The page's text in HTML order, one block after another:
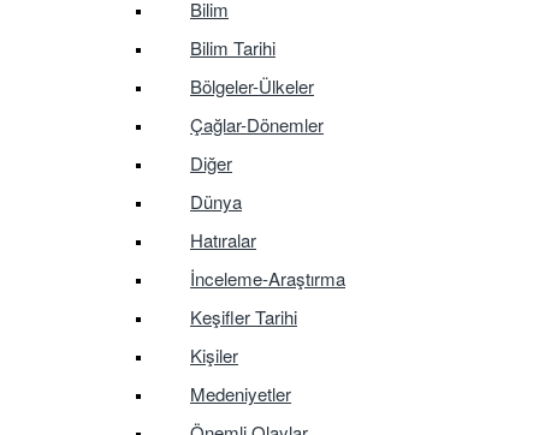
Bilim
Bilim Tarihi
Bölgeler-Ülkeler
Çağlar-Dönemler
Diğer
Dünya
Hatıralar
İnceleme-Araştırma
Keşifler Tarihi
Kişiler
Medeniyetler